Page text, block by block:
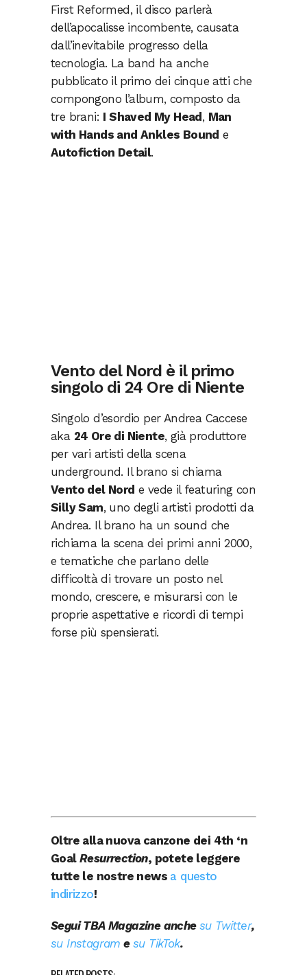
First Reformed, il disco parlerà
dell’apocalisse incombente, causata
dall’inevitabile progresso della
tecnologia. La band ha anche
pubblicato il primo dei cinque atti che
compongono l’album, composto da
tre brani: I Shaved My Head , Man
with Hands and Ankles Bound e
Autofiction Detail.
Vento del Nord è il primo
singolo di 24 Ore di Niente
Singolo d’esordio per Andrea Caccese
aka 24 Ore di Niente, già produttore
per vari artisti della scena
underground. Il brano si chiama
Vento del Nord e vede il featuring con
Silly Sam, uno degli artisti prodotti da
Andrea. Il brano ha un sound che
richiama la scena dei primi anni 2000,
e tematiche che parlano delle
difficoltà di trovare un posto nel
mondo, crescere, e misurarsi con le
proprie aspettative e ricordi di tempi
forse più spensierati.
Oltre alla nuova canzone dei 4th ‘n
Goal Resurrection, potete leggere
tutte le nostre news a questo
indirizzo!
Segui TBA Magazine anche su Twitter,
su Instagram esu TikTok.